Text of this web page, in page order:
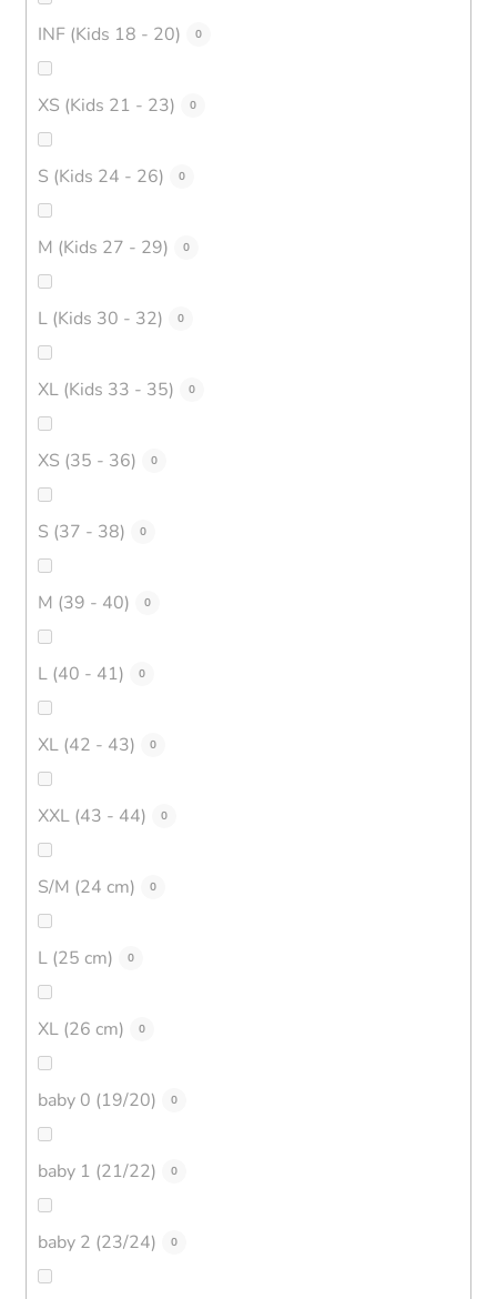
INF (Kids 18 - 20) 0
XS (Kids 21 - 23) 0
S (Kids 24 - 26) 0
M (Kids 27 - 29) 0
L (Kids 30 - 32) 0
XL (Kids 33 - 35) 0
XS (35 - 36) 0
S (37 - 38) 0
M (39 - 40) 0
L (40 - 41) 0
XL (42 - 43) 0
XXL (43 - 44) 0
S/M (24 cm) 0
L (25 cm) 0
XL (26 cm) 0
baby 0 (19/20) 0
baby 1 (21/22) 0
baby 2 (23/24) 0